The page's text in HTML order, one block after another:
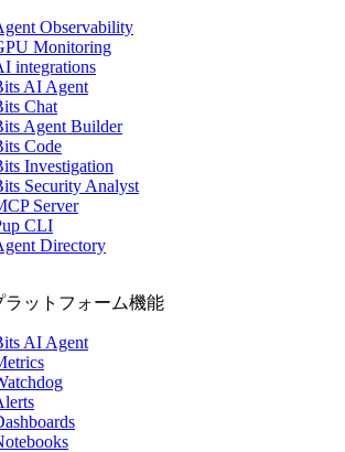
Observability
Monitoring
integrations
AI Agent
Chat
Agent Builder
Code
Investigation
Security Analyst
Server
CLI
Directory
ラットフォーム機能
AI Agent